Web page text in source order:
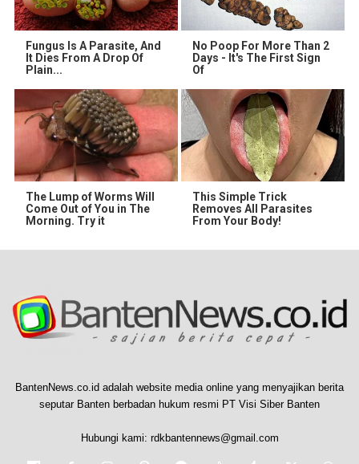
Fungus Is A Parasite, And
It Dies From A Drop Of
Plain...
No Poop For More Than 2
Days - It's The First Sign
Of
The Lump of Worms Will
Come Out of You in The
Morning. Try it
This Simple Trick
Removes All Parasites
From Your Body!
BantenNews.co.id adalah website media online yang menyajikan berita
seputar Banten berbadan hukum resmi PT Visi Siber Banten
Hubungi kami: rdkbantennews@gmail.com